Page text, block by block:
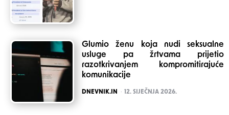
Glumio ženu koja nudi seksualne
usluge pa žrtvama prijetio
razotkrivanjem kompromitirajuće
komunikacije
POSTED
DNEVNIK.IN 12. SIJEČNJA 2026.